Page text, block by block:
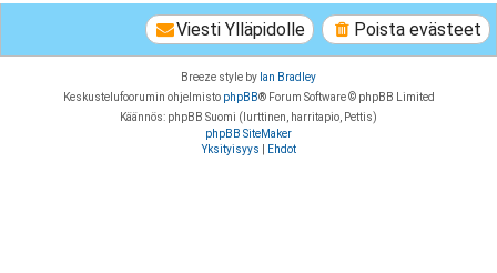
Poista evästeet
Viesti Ylläpidolle
Breeze style by Ian Bradley
Keskustelufoorumin ohjelmisto phpBB® Forum Software © phpBB Limited
Käännös: phpBB Suomi (lurttinen, harritapio, Pettis)
phpBB SiteMaker
Yksityisyys
Ehdot